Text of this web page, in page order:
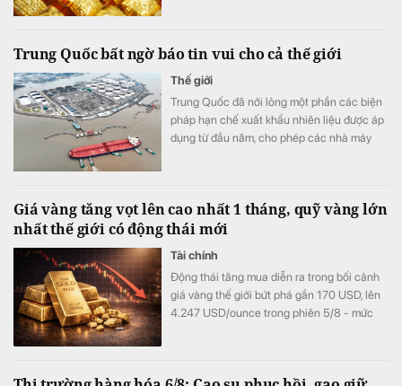
Trung Quốc bất ngờ báo tin vui cho cả thế giới
Thế giới
Trung Quốc đã nới lỏng một phần các biện
pháp hạn chế xuất khẩu nhiên liệu được áp
dụng từ đầu năm, cho phép các nhà máy
Giá vàng tăng vọt lên cao nhất 1 tháng, quỹ vàng lớn
nhất thế giới có động thái mới
Tài chính
Động thái tăng mua diễn ra trong bối cảnh
giá vàng thế giới bứt phá gần 170 USD, lên
4.247 USD/ounce trong phiên 5/8 - mức